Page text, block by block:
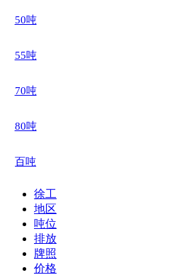
50吨
55吨
70吨
80吨
百吨
徐工
地区
吨位
排放
牌照
价格